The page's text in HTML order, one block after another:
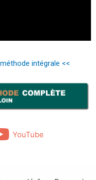
intégrale <<
YouTube